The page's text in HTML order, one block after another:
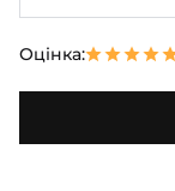
Оцінка: